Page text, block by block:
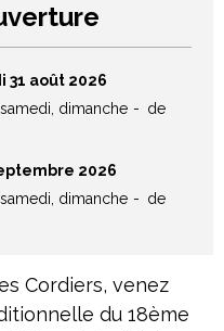
31 août 2026
dimanche
de
2026
dimanche
de
Cordiers, venez
du 18ème